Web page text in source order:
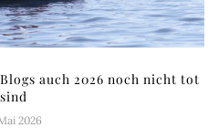
auch 2026 noch nicht tot
sind
2026